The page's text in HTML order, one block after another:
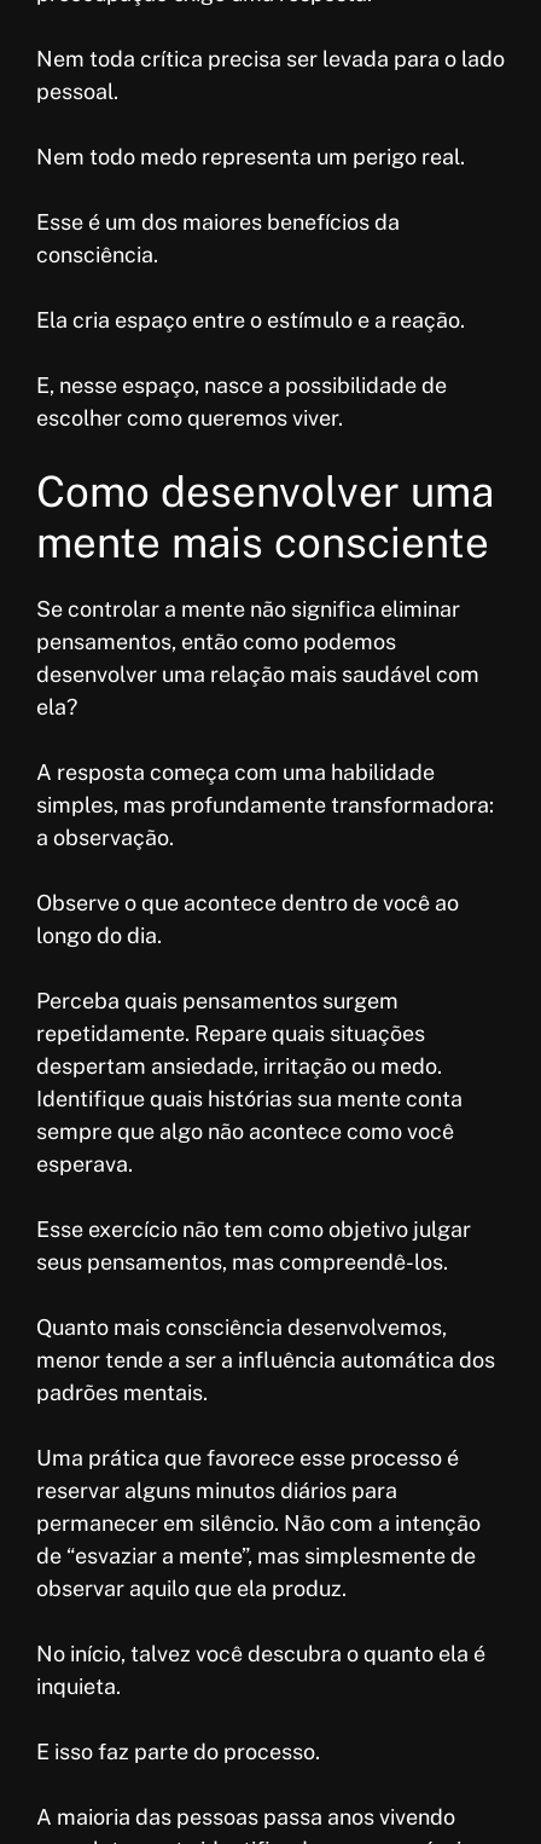
Nem toda crítica precisa ser levada para o lado
pessoal.
Nem todo medo representa um perigo real.
Esse é um dos maiores benefícios da
consciência.
Ela cria espaço entre o estímulo e a reação.
E, nesse espaço, nasce a possibilidade de
escolher como queremos viver.
Como desenvolver uma
mente mais consciente
Se controlar a mente não significa eliminar
pensamentos, então como podemos
desenvolver uma relação mais saudável com
ela?
A resposta começa com uma habilidade
simples, mas profundamente transformadora:
a observação.
Observe o que acontece dentro de você ao
longo do dia.
Perceba quais pensamentos surgem
repetidamente. Repare quais situações
despertam ansiedade, irritação ou medo.
Identifique quais histórias sua mente conta
sempre que algo não acontece como você
esperava.
Esse exercício não tem como objetivo julgar
seus pensamentos, mas compreendê-los.
Quanto mais consciência desenvolvemos,
menor tende a ser a influência automática dos
padrões mentais.
Uma prática que favorece esse processo é
reservar alguns minutos diários para
permanecer em silêncio. Não com a intenção
de “esvaziar a mente”, mas simplesmente de
observar aquilo que ela produz.
No início, talvez você descubra o quanto ela é
inquieta.
E isso faz parte do processo.
A maioria das pessoas passa anos vivendo